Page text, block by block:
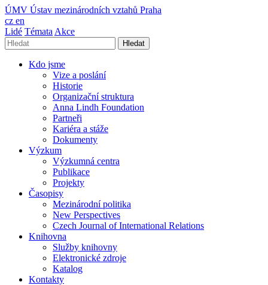
ÚMV Ústav mezinárodních vztahů Praha
cz en
Lidé Témata Akce
Hledat
Kdo jsme
Vize a poslání
Historie
Organizační struktura
Anna Lindh Foundation
Partneři
Kariéra a stáže
Dokumenty
Výzkum
Výzkumná centra
Publikace
Projekty
Časopisy
Mezinárodní politika
New Perspectives
Czech Journal of International Relations
Knihovna
Služby knihovny
Elektronické zdroje
Katalog
Kontakty